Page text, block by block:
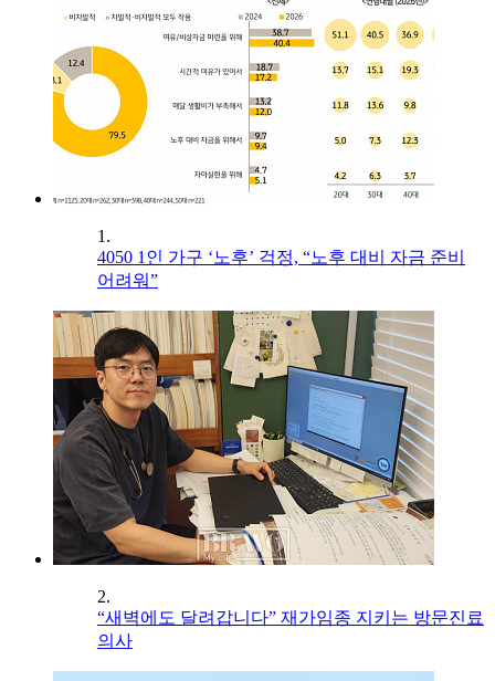
1.
4050 1인 가구 ‘노후’ 걱정, “노후 대비 자금 준비
어려워”
2.
“새벽에도 달려갑니다” 재가임종 지키는 방문진료
의사